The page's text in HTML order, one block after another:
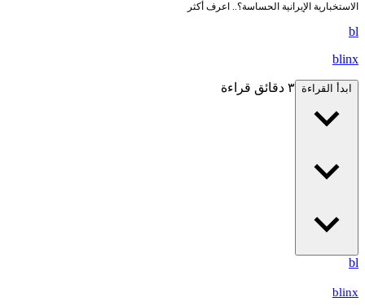
الاستخبارية الإيرانية الحساسة؟.. اعرف أكثر
bl
blinx
ابدأ القراءة
bl
blinx